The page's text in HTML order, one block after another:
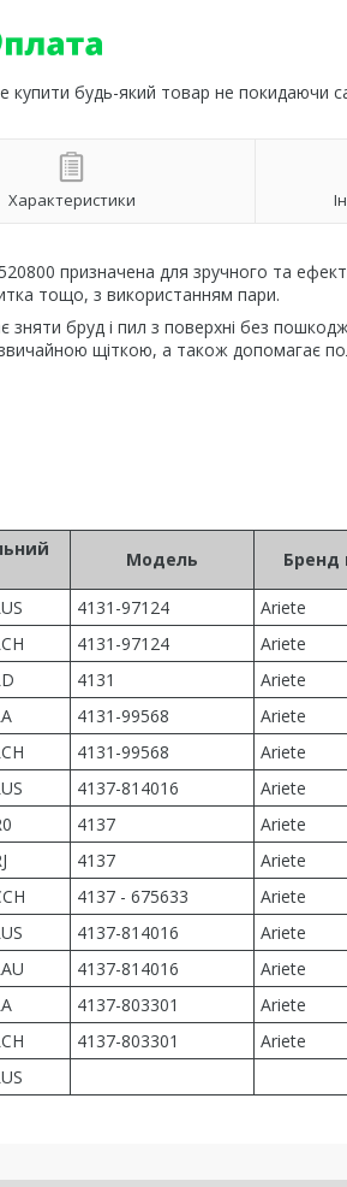
купити будь-який товар не покидаючи
Характеристики
призначена для зручного та
тощо, з використанням пари.
бруд і пил з поверхні без
щіткою, а також допомагає
Модель Бренд
4131-97124 Ariete
4131-97124 Ariete
4131 Ariete
4131-99568 Ariete
4131-99568 Ariete
4137-814016 Ariete
4137 Ariete
4137 Ariete
4137 - 675633 Ariete
4137-814016 Ariete
4137-814016 Ariete
4137-803301 Ariete
4137-803301 Ariete